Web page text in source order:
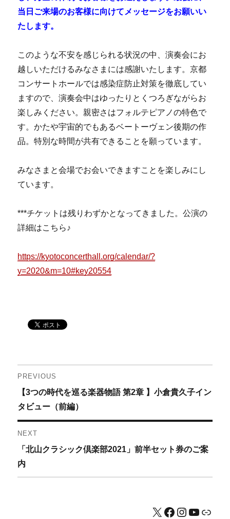
当日ご来場のお客様に向けてメッセージをお願いい
たします。
このような不安を感じられる状況の中、演奏会にお
越しいただけるみなさまには感謝いたします。京都
コンサートホールでは感染症防止対策を徹底してい
ますので、演奏会中はゆったりとくつろぎながらお
楽しみください。親密さはフォルテピアノの特色で
す。かたや宇宙的でもあるベートーヴェン後期の作
品。特別な時間が共有できることを願っています。
みなさまと会場でお会いできますことを楽しみにし
ています。
***チケットは残りわずかとなってきました。公演の
詳細はこちら♪
https://kyotoconcerthall.org/calendar/?
y=2020&m=10#key20554
投
稿
ナ
ビ
ゲ
PREVIOUS
Previous
post:
【3つの時代を巡る楽器物語 第2章 】小倉貴久子イン
タビュー（前編）
NEXT
Next
post:
「北山クラシック倶楽部2021」前半セット券のご案
内
X Facebook
Instagram
公式HP